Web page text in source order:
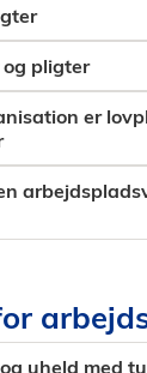
pligter
er
uheld med